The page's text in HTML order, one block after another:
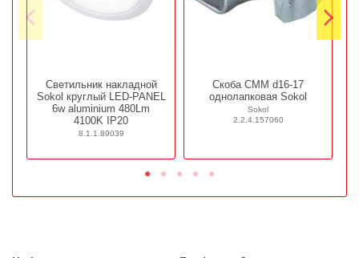
Светильник накладной
Sokol круглый LED-PANEL
6w aluminium 480Lm
4100K IP20
8.1.1.89039
Скоба СММ d16-17
однолапковая Sokol
Sokol
2.2.4.157060